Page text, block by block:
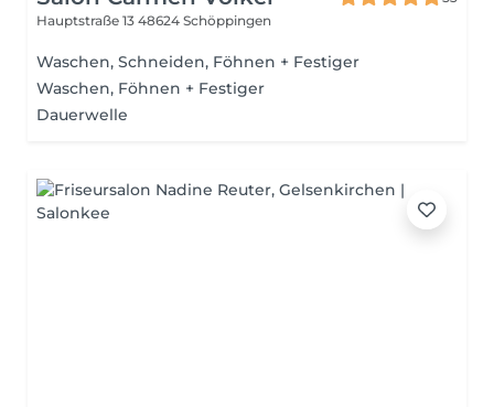
Hauptstraße 13 48624 Schöppingen
Waschen, Schneiden, Föhnen + Festiger
Waschen, Föhnen + Festiger
Dauerwelle